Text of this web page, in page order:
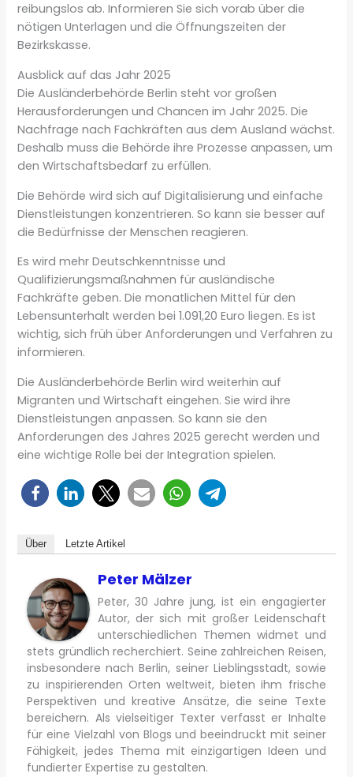
reibungslos ab. Informieren Sie sich vorab über die
nötigen Unterlagen und die Öffnungszeiten der
Bezirkskasse.
Ausblick auf das Jahr 2025
Die Ausländerbehörde Berlin steht vor großen
Herausforderungen und Chancen im Jahr 2025. Die
Nachfrage nach Fachkräften aus dem Ausland wächst.
Deshalb muss die Behörde ihre Prozesse anpassen, um
den Wirtschaftsbedarf zu erfüllen.
Die Behörde wird sich auf Digitalisierung und einfache
Dienstleistungen konzentrieren. So kann sie besser auf
die Bedürfnisse der Menschen reagieren.
Es wird mehr Deutschkenntnisse und
Qualifizierungsmaßnahmen für ausländische
Fachkräfte geben. Die monatlichen Mittel für den
Lebensunterhalt werden bei 1.091,20 Euro liegen. Es ist
wichtig, sich früh über Anforderungen und Verfahren zu
informieren.
Die Ausländerbehörde Berlin wird weiterhin auf
Migranten und Wirtschaft eingehen. Sie wird ihre
Dienstleistungen anpassen. So kann sie den
Anforderungen des Jahres 2025 gerecht werden und
eine wichtige Rolle bei der Integration spielen.
Über Letzte Artikel
Peter Mälzer
Peter, 30 Jahre jung, ist ein engagierter
Autor, der sich mit großer Leidenschaft
unterschiedlichen Themen widmet und
stets gründlich recherchiert. Seine zahlreichen Reisen,
insbesondere nach Berlin, seiner Lieblingsstadt, sowie
zu inspirierenden Orten weltweit, bieten ihm frische
Perspektiven und kreative Ansätze, die seine Texte
bereichern. Als vielseitiger Texter verfasst er Inhalte
für eine Vielzahl von Blogs und beeindruckt mit seiner
Fähigkeit, jedes Thema mit einzigartigen Ideen und
fundierter Expertise zu gestalten.